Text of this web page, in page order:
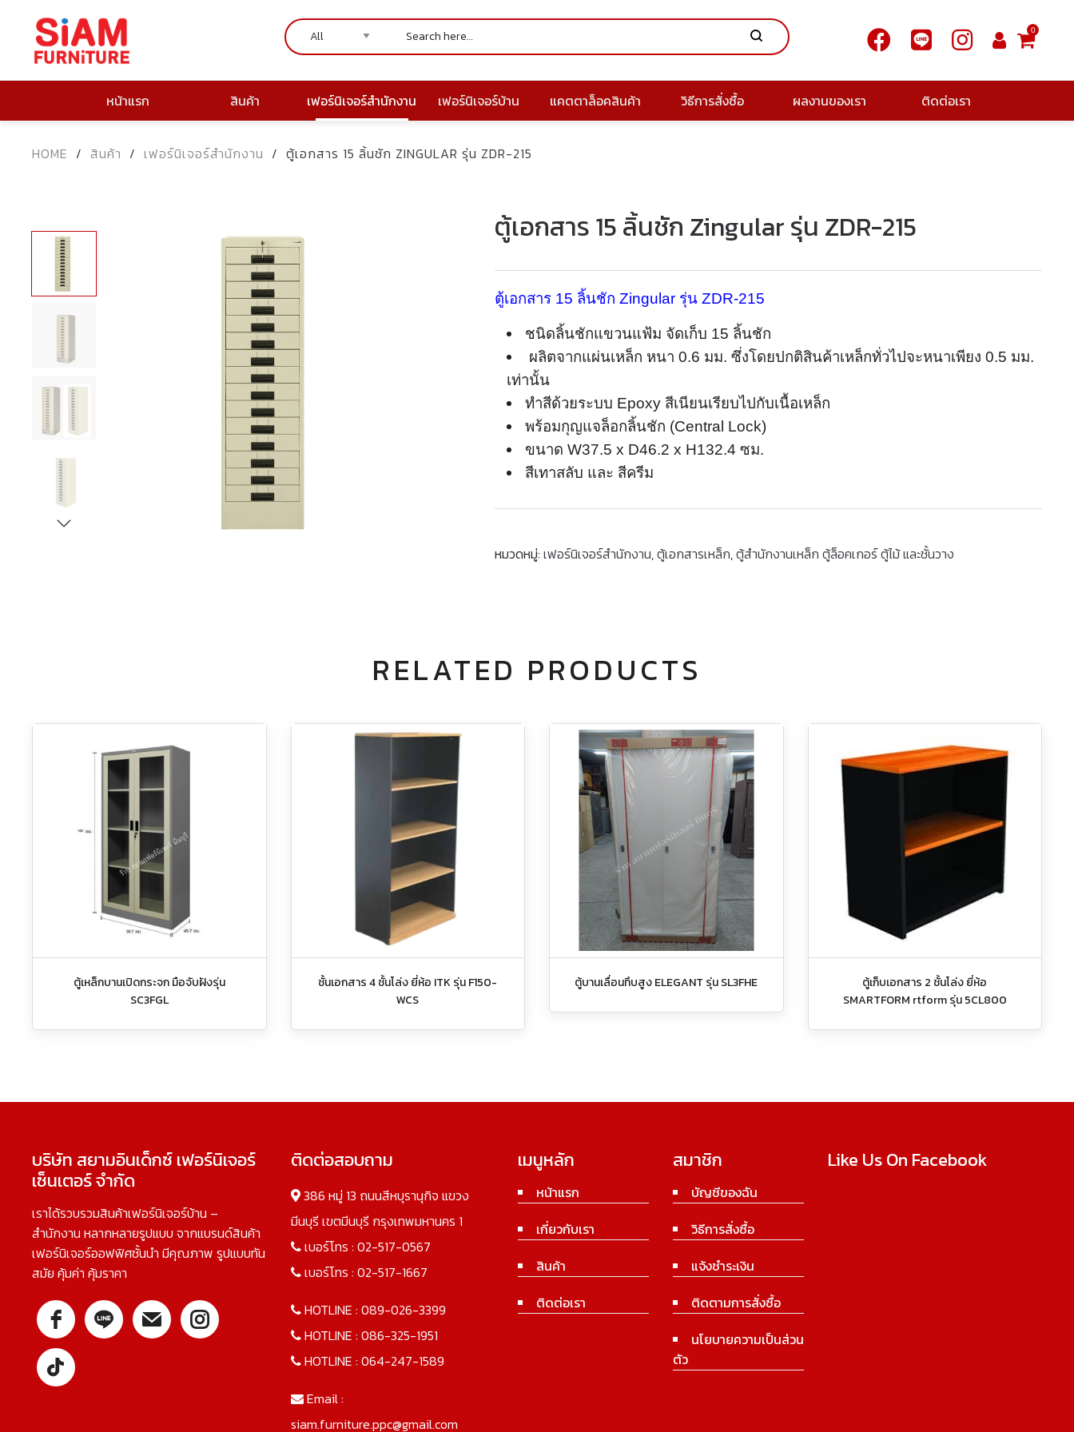
0
หน้าแรก สินค้า เฟอร์นิเจอร์สำนักงาน เฟอร์นิเจอร์บ้าน แคตตาล็อคสินค้า วิธีการสั่งซื้อ ผลงานของเรา ติดต่อเรา
HOME / สินค้า / เฟอร์นิเจอร์สำนักงาน / ตู้เอกสาร 15 ลิ้นชัก ZINGULAR รุ่น ZDR-215
ตู้เอกสาร 15 ลิ้นชัก Zingular รุ่น ZDR-215
ตู้เอกสาร 15 ลิ้นชัก Zingular รุ่น ZDR-215
ชนิดลิ้นชักแขวนแฟ้ม จัดเก็บ 15 ลิ้นชัก
ผลิตจากแผ่นเหล็ก หนา 0.6 มม. ซึ่งโดยปกติสินค้าเหล็กทั่วไปจะหนาเพียง 0.5 มม.
เท่านั้น
ทำสีด้วยระบบ Epoxy สีเนียนเรียบไปกับเนื้อเหล็ก
พร้อมกุญแจล็อกลิ้นชัก (Central Lock)
ขนาด W37.5 x D46.2 x H132.4 ซม.
สีเทาสลับ และ สีครีม
หมวดหมู่:เฟอร์นิเจอร์สำนักงาน,ตู้เอกสารเหล็ก,ตู้สำนักงานเหล็ก ตู้ล็อคเกอร์ ตู้ไม้ และชั้นวาง
RELATED PRODUCTS
ตู้เหล็กบานเปิดกระจก มือจับฝังรุ่น
SC3FGL
ชั้นเอกสาร 4 ชั้นโล่ง ยี่ห้อ ITK รุ่น F150-
WCS
ตู้บานเลื่อนทึบสูง ELEGANT รุ่น SL3FHE
ตู้เก็บเอกสาร 2 ชั้นโล่ง ยี่ห้อ
SMARTFORM rtform รุ่น 5CL800
บริษัท สยามอินเด็กซ์ เฟอร์นิเจอร์
เซ็นเตอร์ จำกัด
เราได้รวบรวมสินค้าเฟอร์นิเจอร์บ้าน –
สำนักงาน หลากหลายรูปแบบ จากแบรนด์สินค้า
เฟอร์นิเจอร์ออฟฟิศชั้นนำ มีคุณภาพ รูปแบบทัน
สมัย คุ้มค่า คุ้มราคา
ติดต่อสอบถาม
386 หมู่ 13 ถนนสีหบุรานุกิจ แขวง
มีนบุรี เขตมีนบุรี กรุงเทพมหานคร 1
เบอร์โทร : 02-517-0567
เบอร์โทร : 02-517-1667
HOTLINE : 089-026-3399
HOTLINE : 086-325-1951
HOTLINE : 064-247-1589
Email :
siam.furniture.ppc@gmail.com
เมนูหลัก
หน้าแรก
เกี่ยวกับเรา
สินค้า
ติดต่อเรา
สมาชิก
บัญชีของฉัน
วิธีการสั่งซื้อ
แจ้งชำระเงิน
ติดตามการสั่งซื้อ
นโยบายความเป็นส่วน
ตัว
Like Us On Facebook